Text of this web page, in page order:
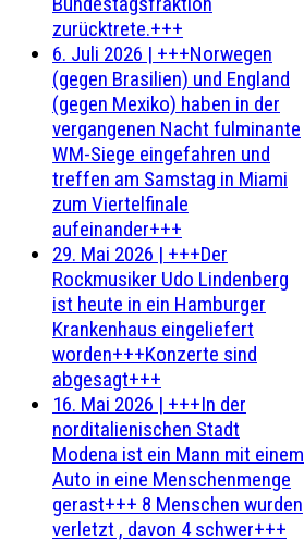
zurücktrete.+++
6. Juli 2026 | +++Norwegen
(gegen Brasilien) und England
(gegen Mexiko) haben in der
vergangenen Nacht fulminante
WM-Siege eingefahren und
treffen am Samstag in Miami
zum Viertelfinale
aufeinander+++
29. Mai 2026 | +++Der
Rockmusiker Udo Lindenberg
ist heute in ein Hamburger
Krankenhaus eingeliefert
worden+++Konzerte sind
abgesagt+++
16. Mai 2026 | +++In der
norditalienischen Stadt
Modena ist ein Mann mit einem
Auto in eine Menschenmenge
gerast+++ 8 Menschen wurden
verletzt , davon 4 schwer+++